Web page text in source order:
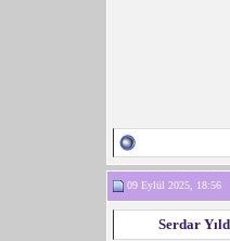
09 Eylül 2025, 18:56
Serdar